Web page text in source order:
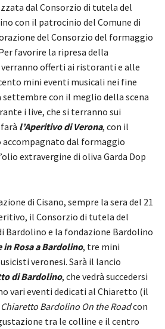
dal Consorzio di tutela del
con il patrocinio del Comune di
del Consorzio del formaggio
favorire la ripresa della
offerti ai ristoranti e alle
mini eventi musicali nei fine
con il meglio della scena
i live, che si terranno sui
l’Aperitivo di Verona, con il
dal formaggio
extravergine di oliva Garda Dop
di Cisano, sempre la sera del 21
il Consorzio di tutela del
Bardolino e la fondazione Bardolino
in Rosa a Bardolino, tre mini
veronesi. Sarà il lancio
di Bardolino, che vedrà succedersi
vari eventi dedicati al Chiaretto (il
Chiaretto Bardolino On the Roadcon
tra le colline e il centro